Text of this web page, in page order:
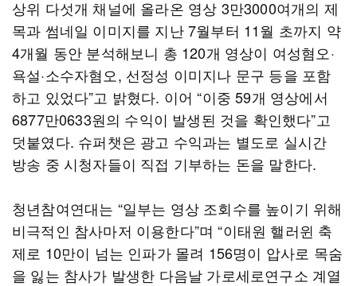
상위 다섯개 채널에 올라온 영상 3만3000여개의 제
목과 썸네일 이미지를 지난 7월부터 11월 초까지 약
4개월 동안 분석해보니 총 120개 영상이 여성혐오·
욕설·소수자혐오, 선정성 이미지나 문구 등을 포함
하고 있었다”고 밝혔다. 이어 “이중 59개 영상에서
6877만0633원의 수익이 발생된 것을 확인했다”고
덧붙였다. 슈퍼챗은 광고 수익과는 별도로 실시간
방송 중 시청자들이 직접 기부하는 돈을 말한다.
청년참여연대는 “일부는 영상 조회수를 높이기 위해
비극적인 참사마저 이용한다”며 “이태원 핼러윈 축
제로 10만이 넘는 인파가 몰려 156명이 압사로 목숨
을 잃는 참사가 발생한 다음날 가로세로연구소 계열